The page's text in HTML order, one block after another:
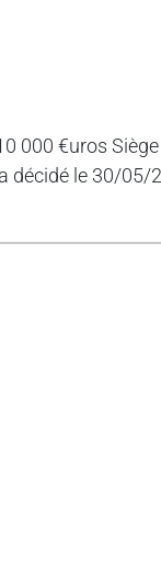
000 €uros
décidé le 30/